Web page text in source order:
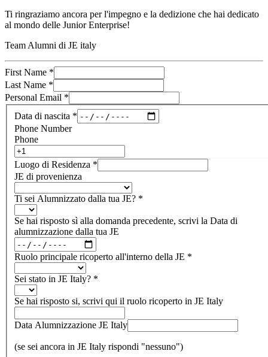
Ti ringraziamo ancora per l'impegno e la dedizione che hai dedicato
al mondo delle Junior Enterprise!
Team Alumni di JE italy
First Name *
Last Name *
Personal Email *
Data di nascita *
Phone Number
Phone
Luogo di Residenza *
JE di provenienza
Ti sei Alumnizzato dalla tua JE? *
Se hai risposto sì alla domanda precedente, scrivi la Data di
alumnizzazione dalla tua JE
Ruolo principale ricoperto all'interno della JE *
Sei stato in JE Italy? *
Se hai risposto si, scrivi qui il ruolo ricoperto in JE Italy
Data Alumnizzazione JE Italy
(se sei ancora in JE Italy rispondi "nessuno")